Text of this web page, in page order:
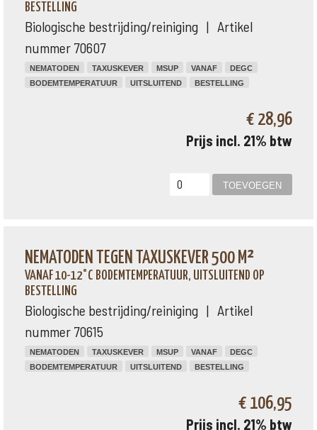
BESTELLING
Biologische bestrijding/reiniging | Artikel
nummer 70607
NEMATODEN TAXUSKEVER MSUP VANAF
DEGC
BODEMTEMPERATUUR
UITSLUITEND BESTELLING
€ 28,96
Prijs incl. 21% btw
NEMATODEN TEGEN TAXUSKEVER 500 M²
VANAF 10-12°C BODEMTEMPERATUUR, UITSLUITEND OP
BESTELLING
Biologische bestrijding/reiniging | Artikel
nummer 70615
NEMATODEN TAXUSKEVER MSUP VANAF
DEGC
BODEMTEMPERATUUR
UITSLUITEND BESTELLING
€ 106,95
Prijs incl. 21% btw